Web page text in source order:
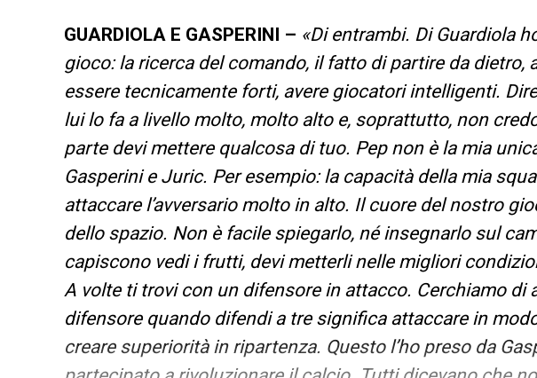
GUARDIOLA E GASPERINI – «Di entrambi. Di Guardiola
gioco: la ricerca del comando, il fatto di partire da dietro,
essere tecnicamente forti, avere giocatori intelligenti.
lui lo fa a livello molto, molto alto e, soprattutto, non
parte devi mettere qualcosa di tuo. Pep non è la mia
Gasperini e Juric. Per esempio: la capacità della mia
attaccare l’avversario molto in alto. Il cuore del nostro
dello spazio. Non è facile spiegarlo, né insegnarlo sul
capiscono vedi i frutti, devi metterli nelle migliori
A volte ti trovi con un difensore in attacco. Cerchiamo di
difensore quando difendi a tre significa attaccare in
creare superiorità in ripartenza. Questo l’ho preso da